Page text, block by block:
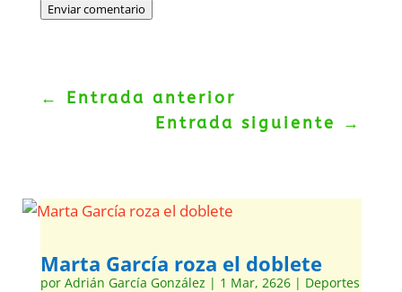
Enviar comentario
← Entrada anterior
Entrada siguiente
→
Marta García roza el doblete
por Adrián García González | 1 Mar, 2626| Deportes